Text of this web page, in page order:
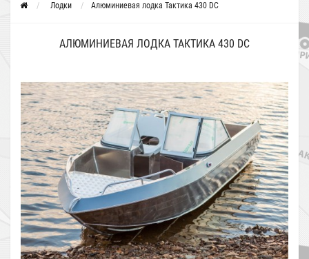
Лодки Алюминиевая лодка Тактика 430 DC
АЛЮМИНИЕВАЯ ЛОДКА ТАКТИКА 430 DC